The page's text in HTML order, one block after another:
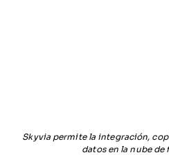
Skyvia permite la integración,
datos en la nube de